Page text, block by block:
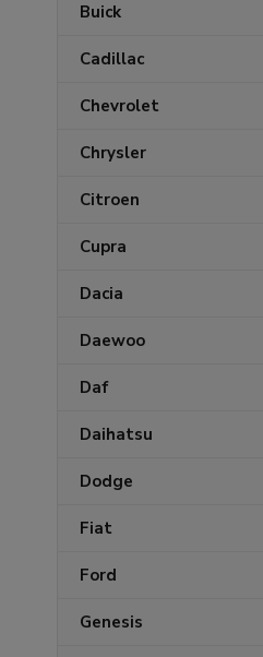
Buick
Cadillac
Chevrolet
Chrysler
Citroen
Cupra
Dacia
Daewoo
Daf
Daihatsu
Dodge
Fiat
Ford
Genesis